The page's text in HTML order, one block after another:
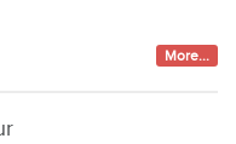
More...